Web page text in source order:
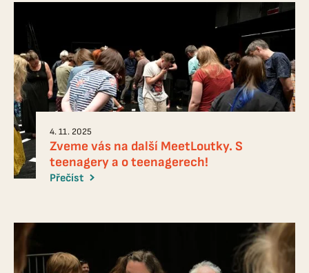
4. 11. 2025
Zveme vás na další MeetLoutky. S
teenagery a o teenagerech!
Přečíst